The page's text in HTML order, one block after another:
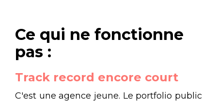
Ce qui ne fonctionne
pas :
Track record encore court
C'est une agence jeune. Le portfolio public